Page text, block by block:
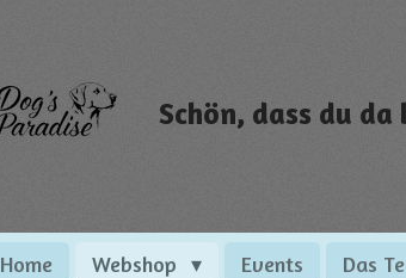
Schön, dass du da
Home Webshop Events Das